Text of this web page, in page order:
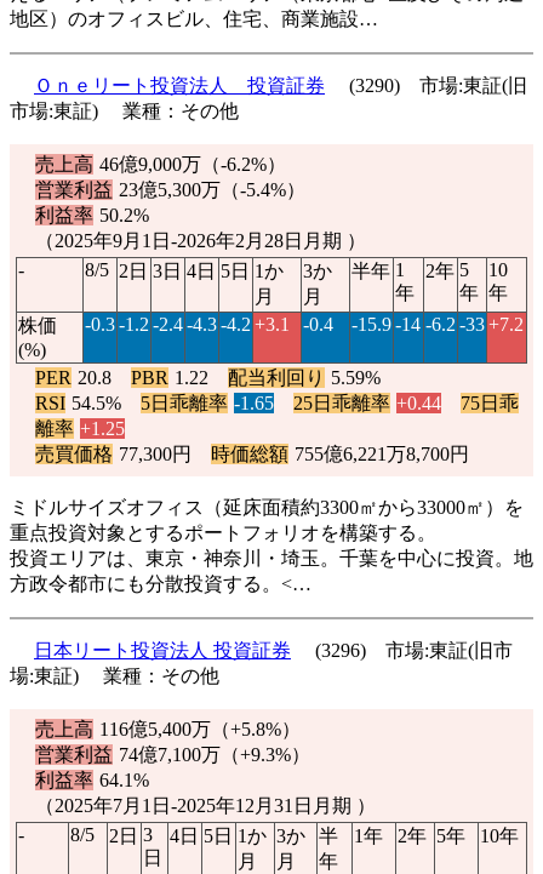
地区）のオフィスビル、住宅、商業施設…
Ｏｎｅリート投資法人 投資証券
(3290) 市場:東証(旧
市場:東証) 業種：その他
売上高 46億9,000万（-6.2%）
営業利益 23億5,300万（-5.4%）
利益率 50.2%
（2025年9月1日-2026年2月28日月期 ）
-
8/5 2日 3日 4日 5日 1か
月
3か
月
半年 1
年
2年 5
年
10
年
株価
(%)
-0.3-1.2 -2.4-4.3-4.2 +3.1 -0.4 -15.9-14 -6.2 -33+7.2
PER 20.8 PBR 1.22 配当利回り 5.59%
RSI 54.5% 5日乖離率 -1.65 25日乖離率 +0.44
75日乖
離率 +1.25
売買価格 77,300円 時価総額 755億6,221万8,700円
ミドルサイズオフィス（延床面積約3300㎡から33000㎡）を
重点投資対象とするポートフォリオを構築する。
投資エリアは、東京・神奈川・埼玉。千葉を中心に投資。地
方政令都市にも分散投資する。<…
日本リート投資法人 投資証券
(3296) 市場:東証(旧市
場:東証) 業種：その他
売上高 116億5,400万（+5.8%）
営業利益 74億7,100万（+9.3%）
利益率 64.1%
（2025年7月1日-2025年12月31日月期 ）
-
8/5 2日 3
日
4日 5日 1か
月
3か
月
半
年
1年 2年 5年 10年